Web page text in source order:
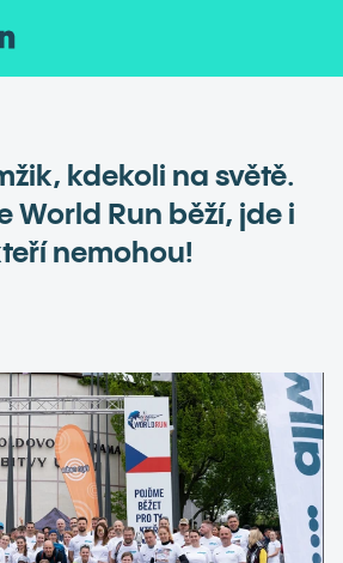
kdekoli na světě.
World Run běží, jde i
nemohou!